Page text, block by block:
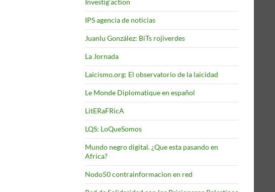
Investig'action
IPS agencia de noticias
Juanlu González: BiTs rojiverdes
La Jornada
Laicismo.org: El observatorio de la laicidad
Le Monde Diplomatique en español
LitERaFRicA
LQS: LoQueSomos
Mundo negro digital. ¿Que esta pasando en
Africa?
Nodo50 contrainformacion en red